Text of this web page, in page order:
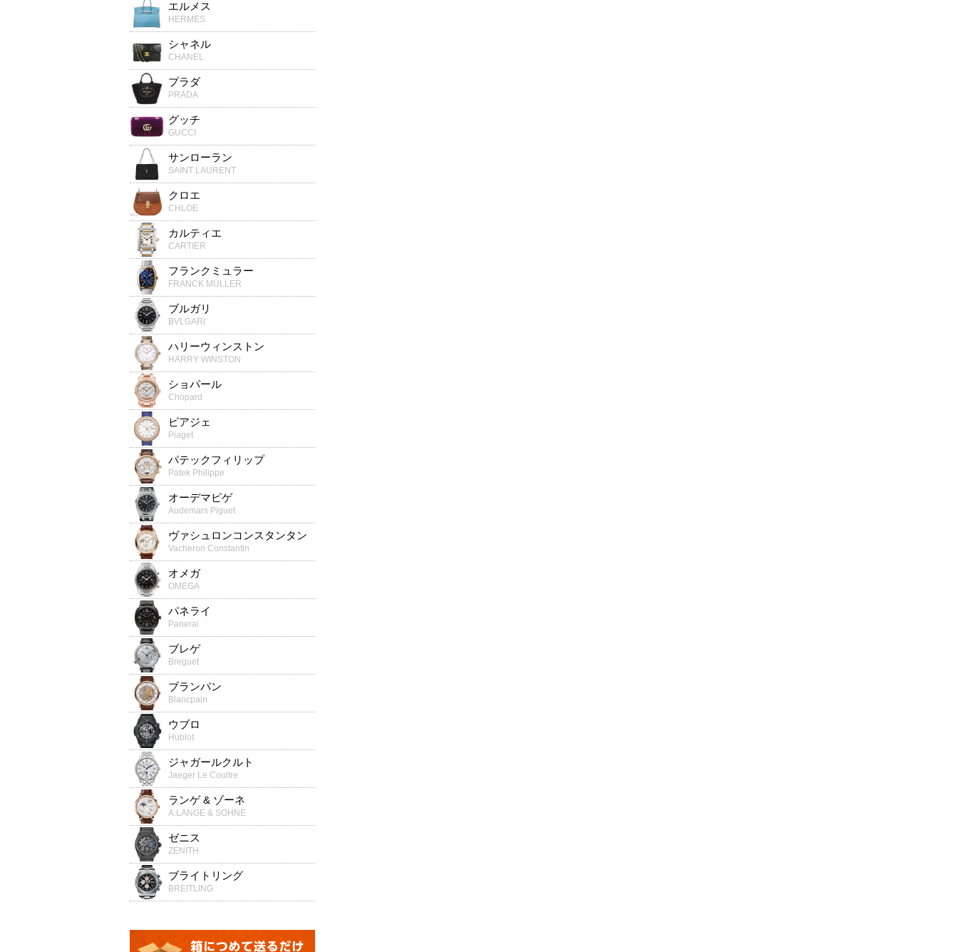
エルメス
HERMES
シャネル
CHANEL
プラダ
PRADA
グッチ
GUCCI
サンローラン
SAINT LAURENT
クロエ
CHLOE
カルティエ
CARTIER
フランクミュラー
FRANCK MULLER
ブルガリ
BVLGARI
ハリーウィンストン
HARRY WINSTON
ショパール
Chopard
ピアジェ
Piaget
パテックフィリップ
Patek Philippe
オーデマピゲ
Audemars Piguet
ヴァシュロンコンスタンタン
Vacheron Constantin
オメガ
OMEGA
パネライ
Panerai
ブレゲ
Breguet
ブランパン
Blancpain
ウブロ
Hublot
ジャガールクルト
Jaeger Le Coultre
ランゲ & ゾーネ
A.LANGE & SOHNE
ゼニス
ZENITH
ブライトリング
BREITLING